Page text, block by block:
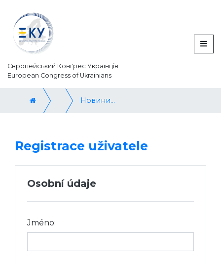
Європейський Конґрес Українців
European Congress of Ukrainians
Новини / News
Registrace uživatele
Osobní údaje
Jméno: